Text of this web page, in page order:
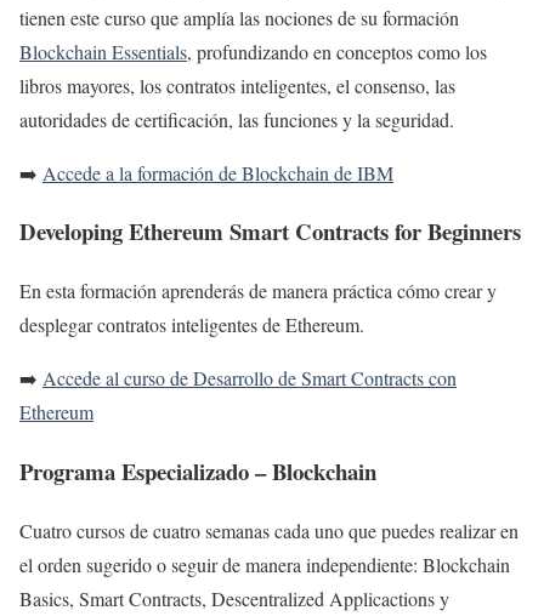
tienen este curso que amplía las nociones de su formación
Blockchain Essentials, profundizando en conceptos como los
libros mayores, los contratos inteligentes, el consenso, las
autoridades de certificación, las funciones y la seguridad.
➡️ Accede a la formación de Blockchain de IBM
Developing Ethereum Smart Contracts for Beginners
En esta formación aprenderás de manera práctica cómo crear y
desplegar contratos inteligentes de Ethereum.
➡️ Accede al curso de Desarrollo de Smart Contracts con
Ethereum
Programa Especializado – Blockchain
Cuatro cursos de cuatro semanas cada uno que puedes realizar en
el orden sugerido o seguir de manera independiente: Blockchain
Basics, Smart Contracts, Descentralized Applicactions y